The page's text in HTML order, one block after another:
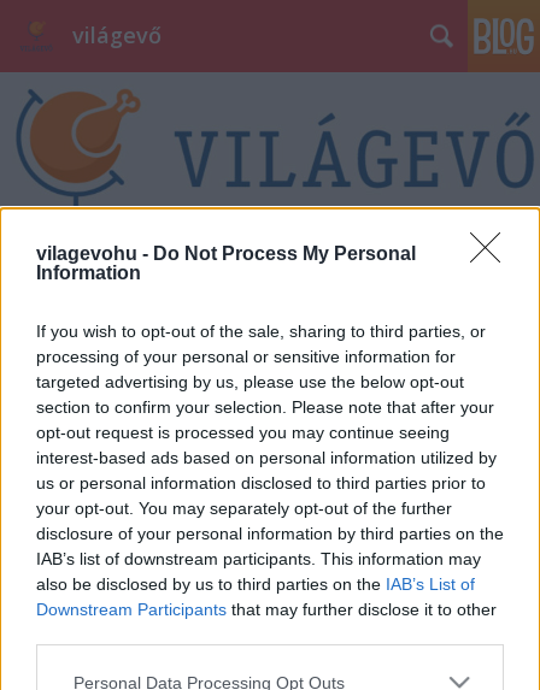
vilagevohu - Do Not Process My Personal
Information
If you wish to opt-out of the sale, sharing to third parties, or
processing of your personal or sensitive information for
targeted advertising by us, please use the below opt-out
section to confirm your selection. Please note that after your
opt-out request is processed you may continue seeing
interest-based ads based on personal information utilized by
us or personal information disclosed to third parties prior to
your opt-out. You may separately opt-out of the further
disclosure of your personal information by third parties on the
IAB’s list of downstream participants. This information may
also be disclosed by us to third parties on the IAB’s List of
Downstream Participants that may further disclose it to other
Please note that this website/app uses one or more Google
Personal Data Processing Opt Outs
világevő
12 kilométernyi koplalás
Ahogy arra már korábban fájdalmasan ráébredni
kényszerültem, genetikailag sajnos nem vagyok
tökéletes Világevő, az elfogyasztott kalóriák nem
múlnak el nyomtalanul, több szempontból is
emlékezetesek maradnak.A hasamon felgyülemlő
élő élményanyag eltávolítását tűztem ki…
Tavaszi zsongás II., budai oldal.
világevő•2011. április 06.
(a pesti oldal tavaszi meglepetései a Világevőn) A